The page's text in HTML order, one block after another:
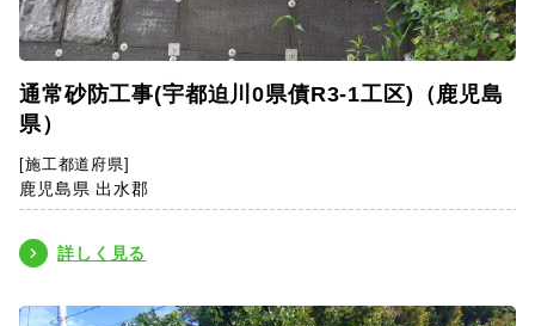
通常砂防工事(宇都迫川0県債R3-1工区)（鹿児島
県）
[施工都道府県]
鹿児島県 出水郡
詳しく見る